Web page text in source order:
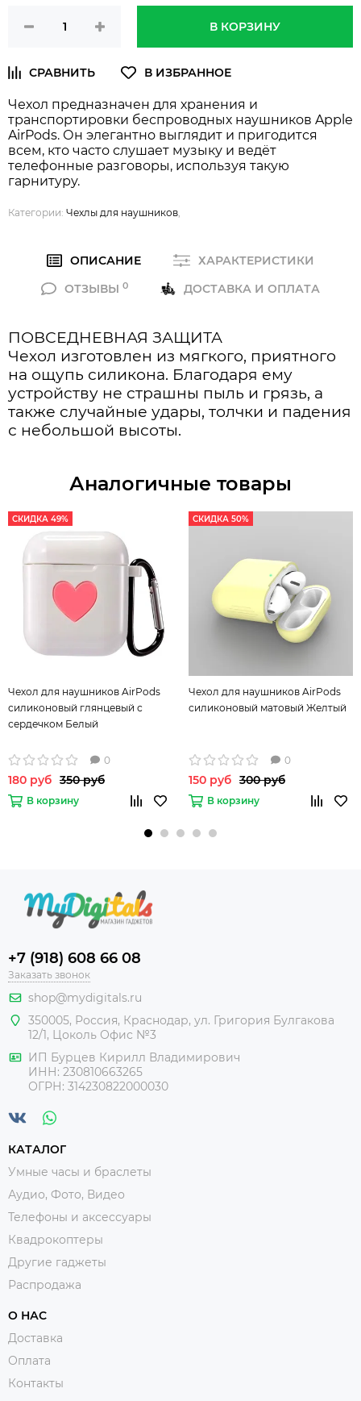
В КОРЗИНУ
Чехол предназначен для хранения и
транспортировки беспроводных наушников Apple
AirPods. Он элегантно выглядит и пригодится
всем, кто часто слушает музыку и ведёт
телефонные разговоры, используя такую
гарнитуру.
Категории: Чехлы для наушников
ОПИСАНИЕ
ХАРАКТЕРИСТИКИ
ОТЗЫВЫ 0 ДОСТАВКА И ОПЛАТА
ПОВСЕДНЕВНАЯ ЗАЩИТА
Чехол изготовлен из мягкого, приятного
на ощупь силикона. Благодаря ему
устройству не страшны пыль и грязь, а
также случайные удары, толчки и падения
с небольшой высоты.
Аналогичные товары
СКИДКА 49%
Чехол для наушников AirPods
силиконовый глянцевый с
сердечком Белый
0
180 руб 350 руб
В корзину
СКИДКА 50%
Чехол для наушников AirPods
силиконовый матовый Желтый
0
150 руб 300 руб
В корзину
+7 (918) 608 66 08
Заказать звонок
shop@mydigitals.ru
350005, Россия, Краснодар, ул. Григория Булгакова
12/1, Цоколь Офис №3
ИП Бурцев Кирилл Владимирович
ИНН: 230810663265
ОГРН: 314230822000030
КАТАЛОГ
Умные часы и браслеты
Аудио, Фото, Видео
Телефоны и аксессуары
Квадрокоптеры
Другие гаджеты
Распродажа
О НАС
Доставка
Оплата
Контакты